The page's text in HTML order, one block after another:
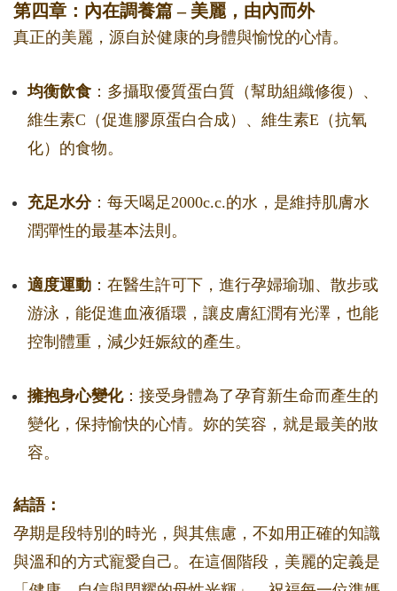
第四章：內在調養篇 – 美麗，由內而外
真正的美麗，源自於健康的身體與愉悅的心情。
均衡飲食 ：多攝取優質蛋白質（幫助組織修復）、
維生素C（促進膠原蛋白合成）、維生素E（抗氧
化）的食物。
充足水分：每天喝足2000c.c.的水，是維持肌膚水
潤彈性的最基本法則。
適度運動 ：在醫生許可下，進行孕婦瑜珈、散步或
游泳，能促進血液循環，讓皮膚紅潤有光澤，也能
控制體重，減少妊娠紋的產生。
擁抱身心變化：接受身體為了孕育新生命而產生的
變化，保持愉快的心情。妳的笑容，就是最美的妝
容。
結語：
孕期是段特別的時光，與其焦慮，不如用正確的知識
與溫和的方式寵愛自己。在這個階段，美麗的定義是